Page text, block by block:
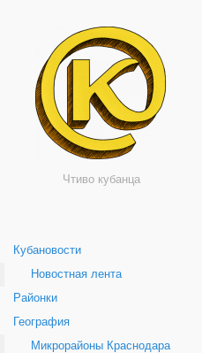
Чтиво кубанца
Кубановости
Новостная лента
Районки
География
Микрорайоны Краснодара